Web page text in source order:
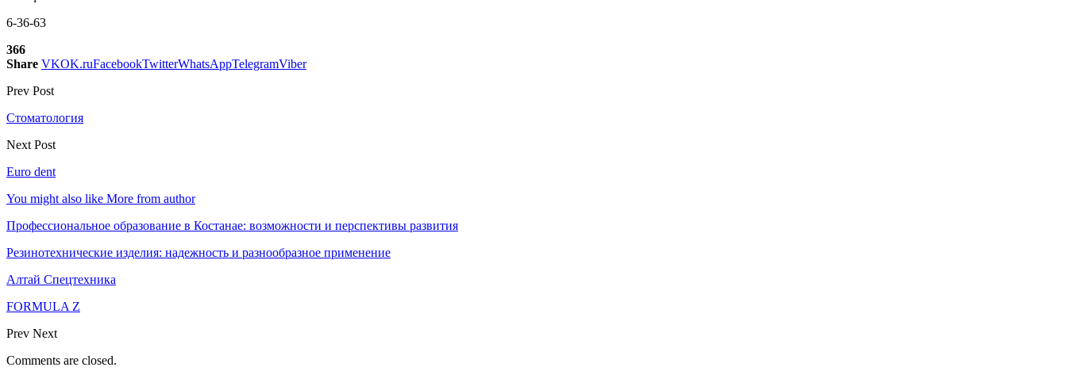
6-36-63
366
Share VKOK.ruFacebookTwitterWhatsAppTelegramViber
Prev Post
Стоматология
Next Post
Euro dent
You might also like More from author
Профессиональное образование в Костанае: возможности и перспективы развития
Резинотехнические изделия: надежность и разнообразное применение
Алтай Спецтехника
FORMULA Z
Prev Next
Comments are closed.